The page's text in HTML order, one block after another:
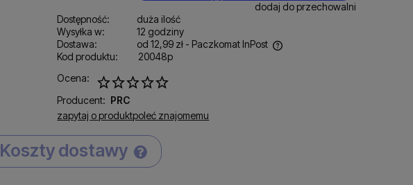
dodaj do przechowalni
Dostępność:
duża ilość
Wysyłka w:
12 godziny
Dostawa:
od 12,99 zł - Paczkomat InPost
Cena nie zawiera ewentualnych kosztów
płatności
Kod produktu:
20048p
Ocena:
Producent: PRC
zapytaj o produktpoleć znajomemu
Koszty dostawy